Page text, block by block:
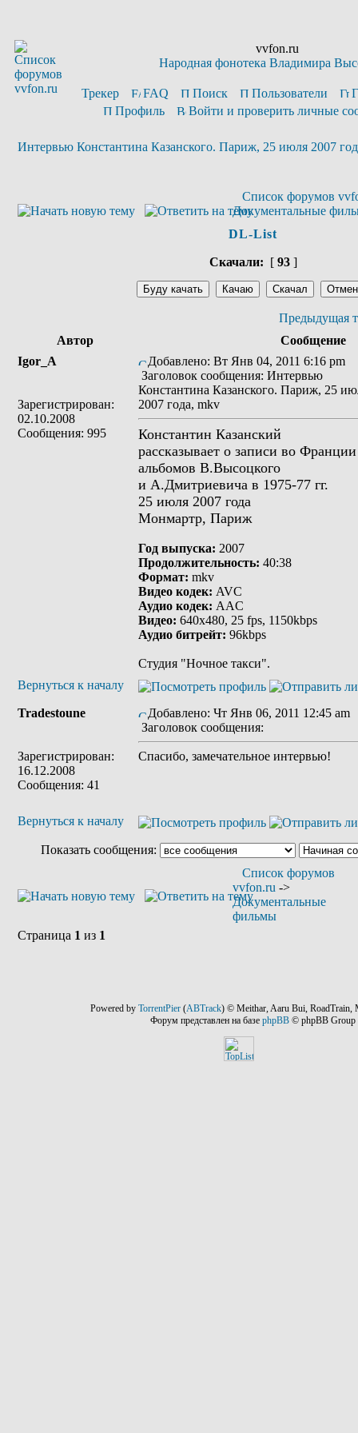
vvfon.ru
Народная фонотека Владимира
Трекер FAQ Поиск Пользователи
Профиль
Войти и проверить личные
Интервью Константина Казанского. Париж, 25 июля 2007
Список форумов
Документальные
DL-List
Скачали: [ 93]
Предыдущая
Автор
Сообщение
Igor_A
Зарегистрирован:
02.10.2008
Сообщения: 995
Добавлено: Вт Янв 04, 2011 6:16 pm
Заголовок сообщения: Интервью
Константина Казанского. Париж, 25
2007 года, mkv
Константин Казанский
рассказывает о записи во Франции
альбомов В.Высоцкого
и А.Дмитриевича в 1975-77 гг.
25 июля 2007 года
Монмартр, Париж
Год выпуска: 2007
Продолжительность: 40:38
Формат: mkv
Видео кодек: AVC
Аудио кодек: AAC
Видео: 640x480, 25 fps, 1150kbps
Аудио битрейт: 96kbps
Студия "Ночное такси".
Вернуться к началу
Tradestoune
Зарегистрирован:
16.12.2008
Сообщения: 41
Добавлено: Чт Янв 06, 2011 12:45 am
Заголовок сообщения:
Спасибо, замечательное интервью!
Вернуться к началу
Показать сообщения:
Список форумов
vvfon.ru ->
Документальные
фильмы
Страница 1 из 1
Powered by TorrentPier(ABTrack) © Meithar, Aaru Bui, RoadTrain,
Форум представлен на базе phpBB © phpBB Group